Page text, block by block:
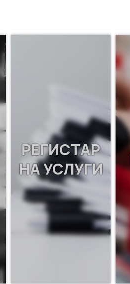
РЕГИСТАР
НА УСЛУГИ